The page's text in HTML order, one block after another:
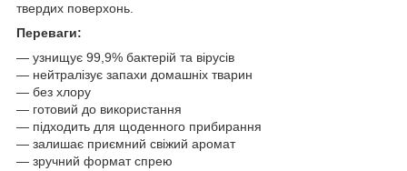
твердих поверхонь.
Переваги:
— узнищує 99,9% бактерій та вірусів
— нейтралізує запахи домашніх тварин
— без хлору
— готовий до використання
— підходить для щоденного прибирання
— залишає приємний свіжий аромат
— зручний формат спрею